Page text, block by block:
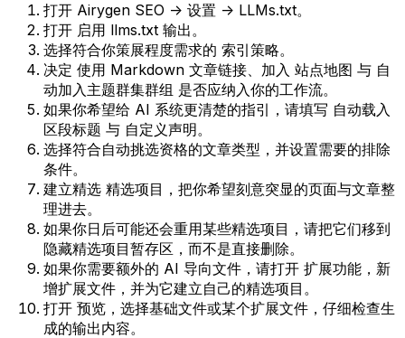
打开 Airygen SEO -> 设置 -> LLMs.txt。
打开 启用 llms.txt 输出。
选择符合你策展程度需求的 索引策略。
决定 使用 Markdown 文章链接、 加入 站点地图 与 自
动加入主题群集群组 是否应纳入你的工作流。
如果你希望给 AI 系统更清楚的指引，请填写 自动载入
区段标题 与 自定义声明。
选择符合自动挑选资格的文章类型，并设置需要的排除
条件。
建立精选 精选项目 ，把你希望刻意突显的页面与文章整
理进去。
如果你日后可能还会重用某些精选项目，请把它们移到
隐藏精选项目暂存区 ，而不是直接删除。
如果你需要额外的 AI 导向文件，请打开 扩展功能 ，新
增扩展文件，并为它建立自己的精选项目。
打开 预览 ，选择基础文件或某个扩展文件，仔细检查生
成的输出内容。